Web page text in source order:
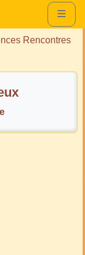
Rencontres